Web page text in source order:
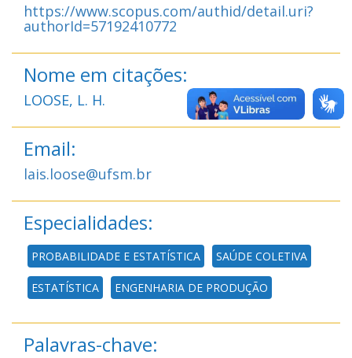
https://www.scopus.com/authid/detail.uri?
authorId=57192410772
Nome em citações:
LOOSE, L. H.
Email:
lais.loose@ufsm.br
Especialidades:
PROBABILIDADE E ESTATÍSTICA SAÚDE COLETIVA
ESTATÍSTICA ENGENHARIA DE PRODUÇÃO
Palavras-chave: